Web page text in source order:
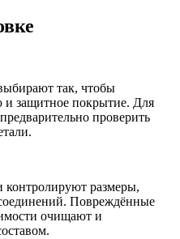
так, чтобы
и защитное покрытие. Для
проверить
контролируют размеры,
Повреждённые
очищают и